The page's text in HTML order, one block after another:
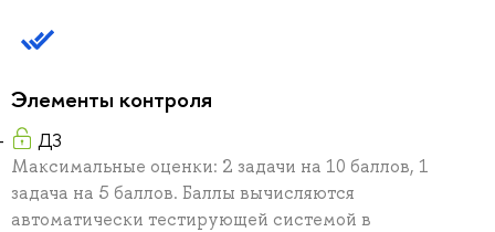
Элементы контроля
ДЗ
Максимальные оценки: 2 задачи на 10 баллов, 1
задача на 5 баллов. Баллы вычисляются
автоматически тестирующей системой в